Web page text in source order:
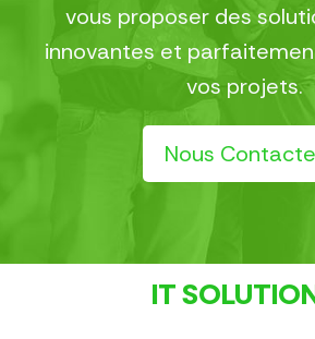
vous proposer des
innovantes et
vos projets.
Nous
IT